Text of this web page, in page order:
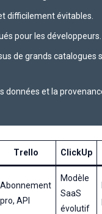
difficilement évitables.
pour les développeurs.
de grands catalogues
données et la
Trello ClickUp
Abonnement
pro, API
Modèle
SaaS
évolutif